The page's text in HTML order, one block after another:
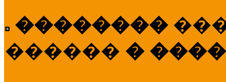
��������
������ �